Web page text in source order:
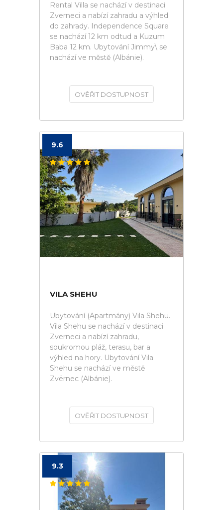
Rental Villa se nachází v destinaci
Zverneci a nabízí zahradu a výhled
do zahrady. Independence Square
se nachází 12 km odtud a Kuzum
Baba 12 km. Ubytování Jimmy\ se
nachází ve městě (Albánie).
OVĚŘIT DOSTUPNOST
9.6
VILA SHEHU
Ubytování (Apartmány) Vila Shehu.
Vila Shehu se nachází v destinaci
Zverneci a nabízí zahradu,
soukromou pláž, terasu, bar a
výhled na hory. Ubytování Vila
Shehu se nachází ve městě
Zvërnec (Albánie).
OVĚŘIT DOSTUPNOST
9.3